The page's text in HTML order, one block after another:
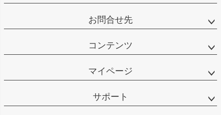
お問合せ先
コンテンツ
マイページ
サポート